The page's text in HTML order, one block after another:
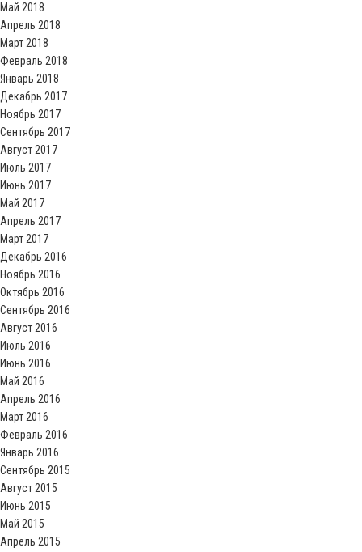
Май 2018
Апрель 2018
Март 2018
Февраль 2018
Январь 2018
Декабрь 2017
Ноябрь 2017
Сентябрь 2017
Август 2017
Июль 2017
Июнь 2017
Май 2017
Апрель 2017
Март 2017
Декабрь 2016
Ноябрь 2016
Октябрь 2016
Сентябрь 2016
Август 2016
Июль 2016
Июнь 2016
Май 2016
Апрель 2016
Март 2016
Февраль 2016
Январь 2016
Сентябрь 2015
Август 2015
Июнь 2015
Май 2015
Апрель 2015